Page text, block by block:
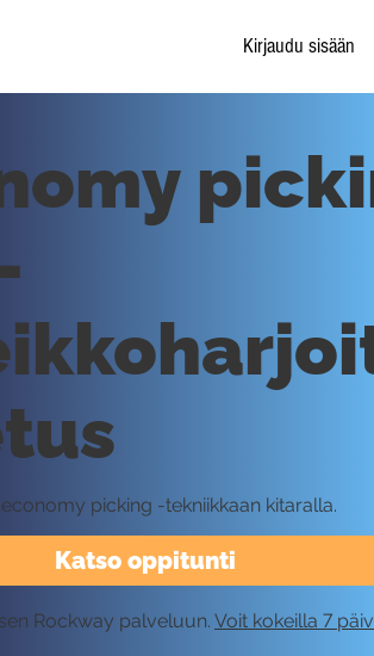
Kirjaudu sisään
Katso oppitunti
picking -tekniikkaan kitaralla.
Rockway palveluun. Voit kokeilla 7